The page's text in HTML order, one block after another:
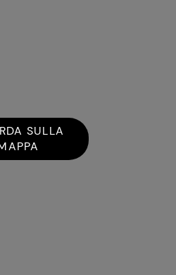
SULLA